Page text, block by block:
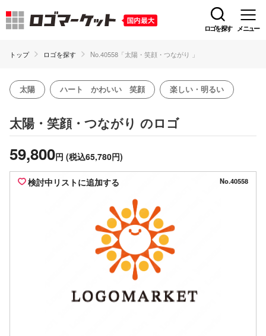
ロゴを探す メニュー
トップ ロゴを探す No.40558「太陽・笑顔・つながり 」
太陽 ハート かわいい 笑顔 楽しい・明るい
太陽・笑顔・つながり のロゴ
59,800円 (税込65,780円)
検討中リストに追加する No.40558